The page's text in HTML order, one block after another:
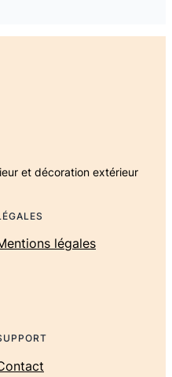
et décoration extérieur
légales